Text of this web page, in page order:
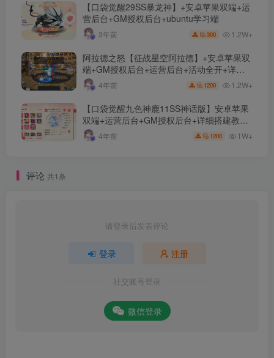
【口袋觉醒29SS暴龙神】+安卓苹果双端+运
营后台+GM授权后台+ubuntu学习端
3年前 300 1.2W+
阿拉德之怒【征战星空阿拉德】+安卓苹果双
端+GM授权后台+运营后台+活动全开+详细
教程 4年前 1200 1.2W+
【口袋觉醒九色神鹿11SS神话版】安卓苹果
双端+运营后台+GM授权后台+详细搭建教
程。 4年前 1200 1W+
评论 共1条
请登录后发表评论
登录 注册
社交账号登录
微信登录